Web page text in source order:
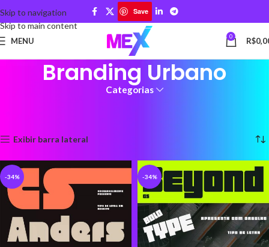
Skip to navigation
Skip to main content
Save
MENU 0 R$
Branding Urbano
Categorias
Exibir barra lateral
-34% -34%